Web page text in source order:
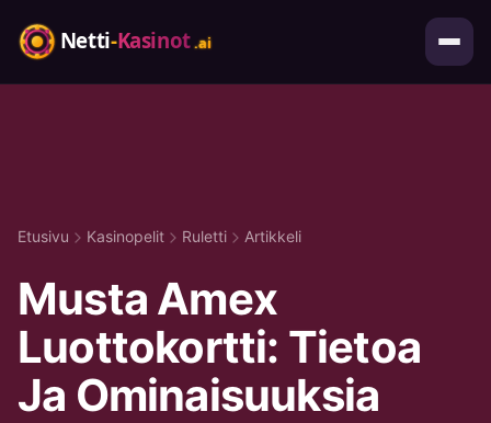
Etusivu Kasinopelit Ruletti Artikkeli
Musta Amex
Luottokortti: Tietoa
Ja Ominaisuuksia